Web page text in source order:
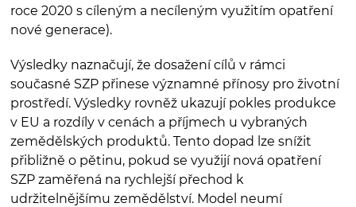
roce 2020 s cíleným a necíleným využitím opatření
nové generace).
Výsledky naznačují, že dosažení cílů v rámci
současné SZP přinese významné přínosy pro životní
prostředí. Výsledky rovněž ukazují pokles produkce
v EU a rozdíly v cenách a příjmech u vybraných
zemědělských produktů. Tento dopad lze snížit
přibližně o pětinu, pokud se využijí nová opatření
SZP zaměřená na rychlejší přechod k
udržitelnějšímu zemědělství. Model neumí